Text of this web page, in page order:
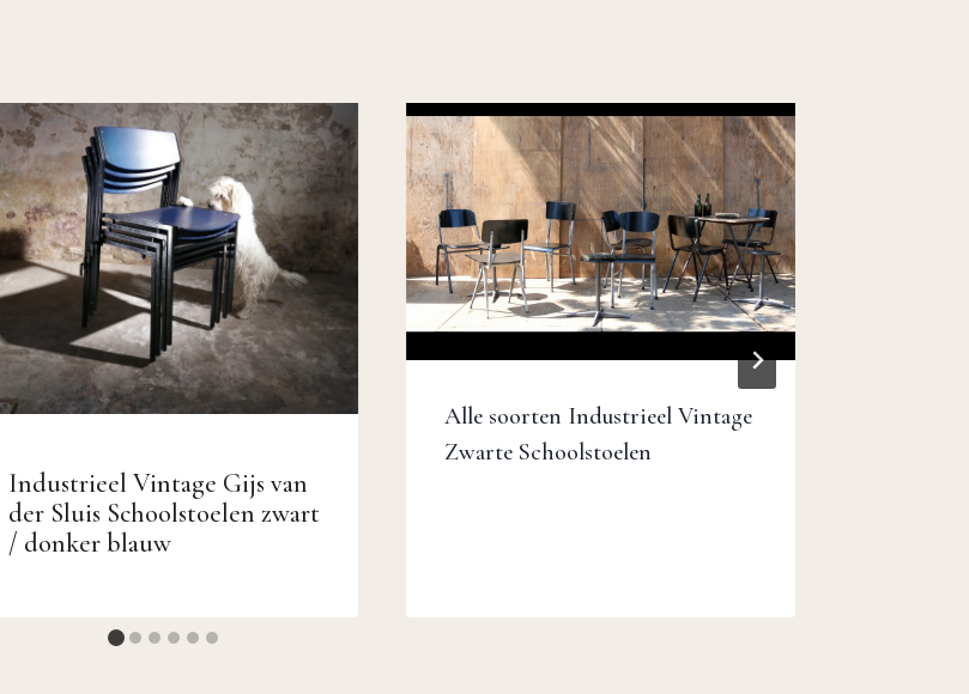
Industrieel Vintage Gijs van
der Sluis Schoolstoelen zwart
/ donker blauw
Alle soorten Industrieel Vintage
Zwarte Schoolstoelen